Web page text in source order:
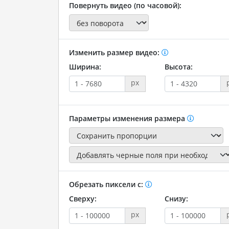
Повернуть видео (по часовой):
Изменить размер видео:
Ширина:
px
Высота:
Параметры изменения размера
Обрезать пиксели с:
Сверху:
px
Снизу: